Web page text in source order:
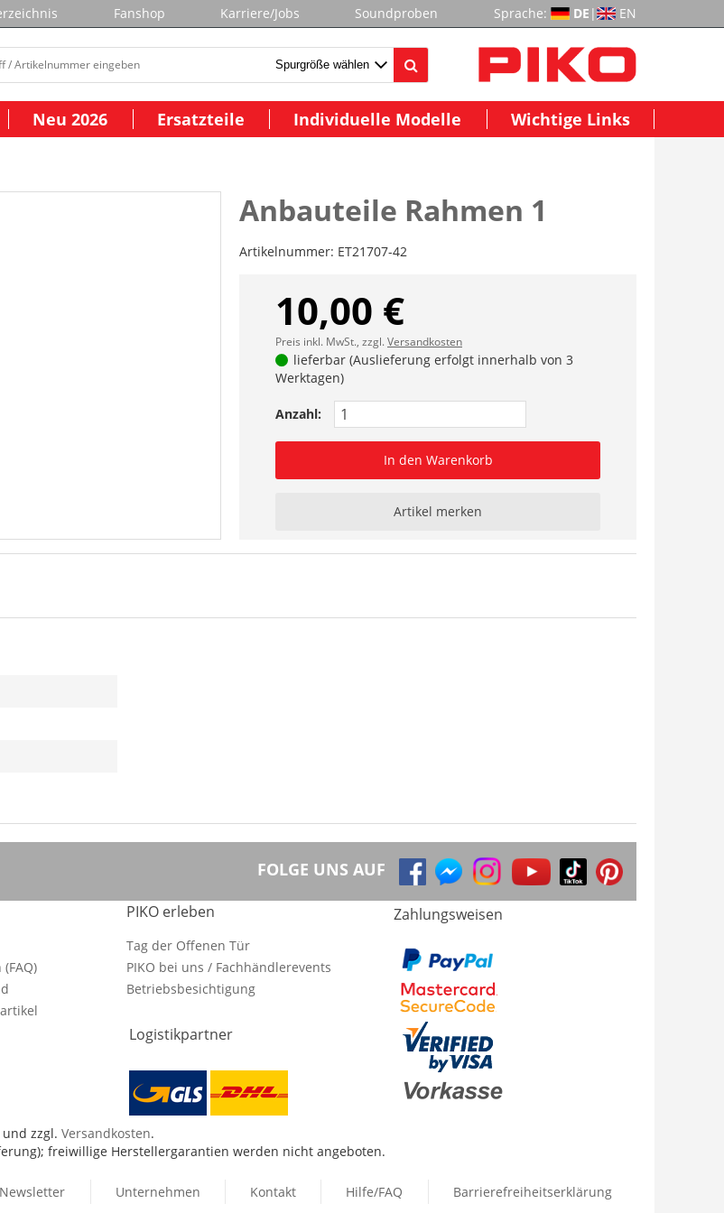
Fanshop Karriere/Jobs Soundproben Sprache: DE | EN
Neu 2026 Ersatzteile Individuelle Modelle Wichtige Links
Anbauteile Rahmen 1
Artikelnummer: ET21707-42
10,00 €
Preis inkl. MwSt., zzgl.Versandkosten
lieferbar (Auslieferung erfolgt innerhalb von 3
Werktagen)
Anzahl:
In den Warenkorb
Artikel merken
FOLGE UNS AUF
PIKO erleben
Tag der Offenen Tür
PIKO bei uns / Fachhändlerevents
Betriebsbesichtigung
Logistikpartner
Zahlungsweisen
zzgl. Versandkosten.
freiwillige Herstellergarantien werden nicht angeboten.
Newsletter Unternehmen Kontakt Hilfe/FAQ Barrierefreiheitserklärung